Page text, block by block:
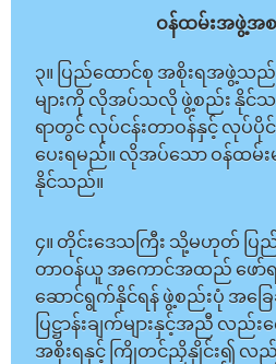
ဝန်ထမ်းအဖွဲ့အစ
၃။ ပြည်ထောင်စု အစိုးရအဖွဲ့သ
များကို လိုအပ်သလို ဖွဲ့စည်း နိုင်
ရာတွင် လုပ်ငန်းတာဝန်နှင့် လုပ်ပို
ပေးရမည်။ လိုအပ်သော ဝန်ထမ်း
နိုင်သည်။
၄။ တိုင်းဒေသကြီး သို့မဟုတ် ပ
တာဝန်ယူ အကောင်အထည် ဖော်ရ
ဆောင်ရွက်နိုင်ရန် ဖွဲ့စည်းပုံ အခြေ
ပြဋ္ဌာန်းချက်များနှင့်အညီ လည်း
အစိုးရနှင့် ကြိုတင်ညှိနှိုင်း၍ လည်